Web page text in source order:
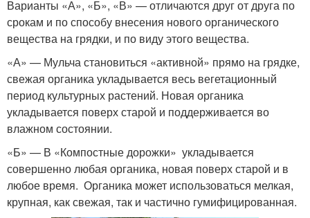
Варианты «А», «Б», «В» — отличаются друг от друга по
срокам и по способу внесения нового органического
вещества на грядки, и по виду этого вещества.
«А» — Мульча становиться «активной» прямо на грядке,
свежая органика укладывается весь вегетационный
период культурных растений. Новая органика
укладывается поверх старой и поддерживается во
влажном состоянии.
«Б» — В «Компостные дорожки» укладывается
совершенно любая органика, новая поверх старой и в
любое время. Органика может использоваться мелкая,
крупная, как свежая, так и частично гумифицированная.